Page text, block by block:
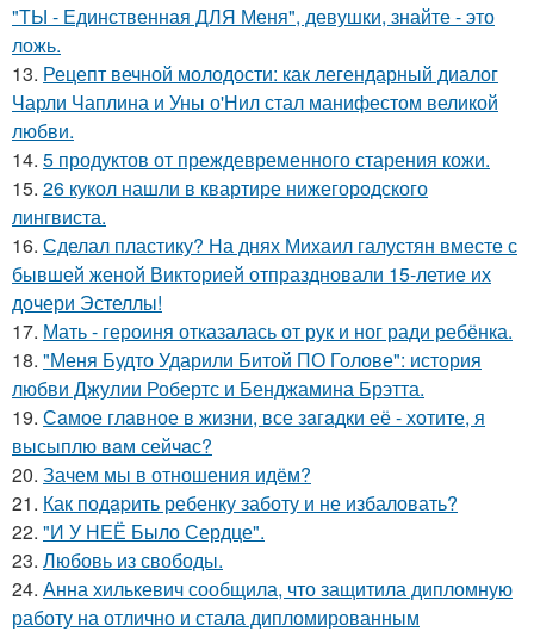
"ТЫ - Единственная ДЛЯ Меня", девушки, знайте - это
ложь.
13. Рецепт вечной молодости: как легендарный диалог
Чарли Чаплина и Уны о'Нил стал манифестом великой
любви.
14. 5 продуктов от преждевременного старения кожи.
15. 26 кукол нашли в квартире нижегородского
лингвиста.
16. Сделал пластику? На днях Михаил галустян вместе с
бывшей женой Викторией отпраздновали 15-летие их
дочери Эстеллы!
17. Мать - героиня отказалась от рук и ног ради ребёнка.
18. "Меня Будто Ударили Битой ПО Голове": история
любви Джулии Робертс и Бенджамина Брэтта.
19. Сaмое глaвное в жизни, все зaгaдки её - хотите, я
высыплю вaм сейчaс?
20. Зачем мы в отношения идём?
21. Как подapить ребенку заботу и не избаловать?
22. "И У НЕЁ Было Сердце".
23. Любовь из свободы.
24. Анна хилькевич сообщила, что защитила дипломную
работу на отлично и стала дипломированным